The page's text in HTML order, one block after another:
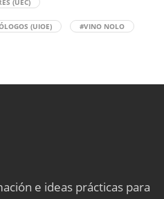
(UEC)
(UIOE) #VINO NOLO
e ideas prácticas para